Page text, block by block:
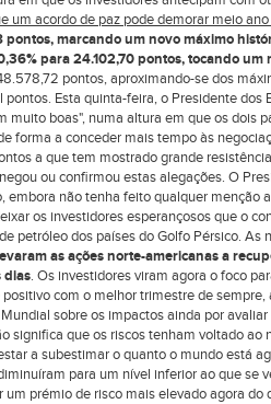
um acordo de paz pode demorar meio
pontos, marcando um novo máximo
% para24.102,70pontos, tocando um
pontos, aproximando-se dos
Esta quinta-feira, o Presidente dos
muito boas", numa altura em que os dois
forma a conceder mais tempo às
a que tem mostrado grande
ou confirmou estas alegações. O
embora não tenha feito qualquer menção
os investidores esperançosos que o
petróleo dos países do Golfo Pérsico.
as ações norte-americanas a
dias. Os investidores viram agora o foco
com o melhor trimestre de
sobre os impactos ainda por
significa que os riscos tenham voltado
a subestimar o quanto o mundo está
para um nível inferior ao que se
prémio de risco mais elevado agora